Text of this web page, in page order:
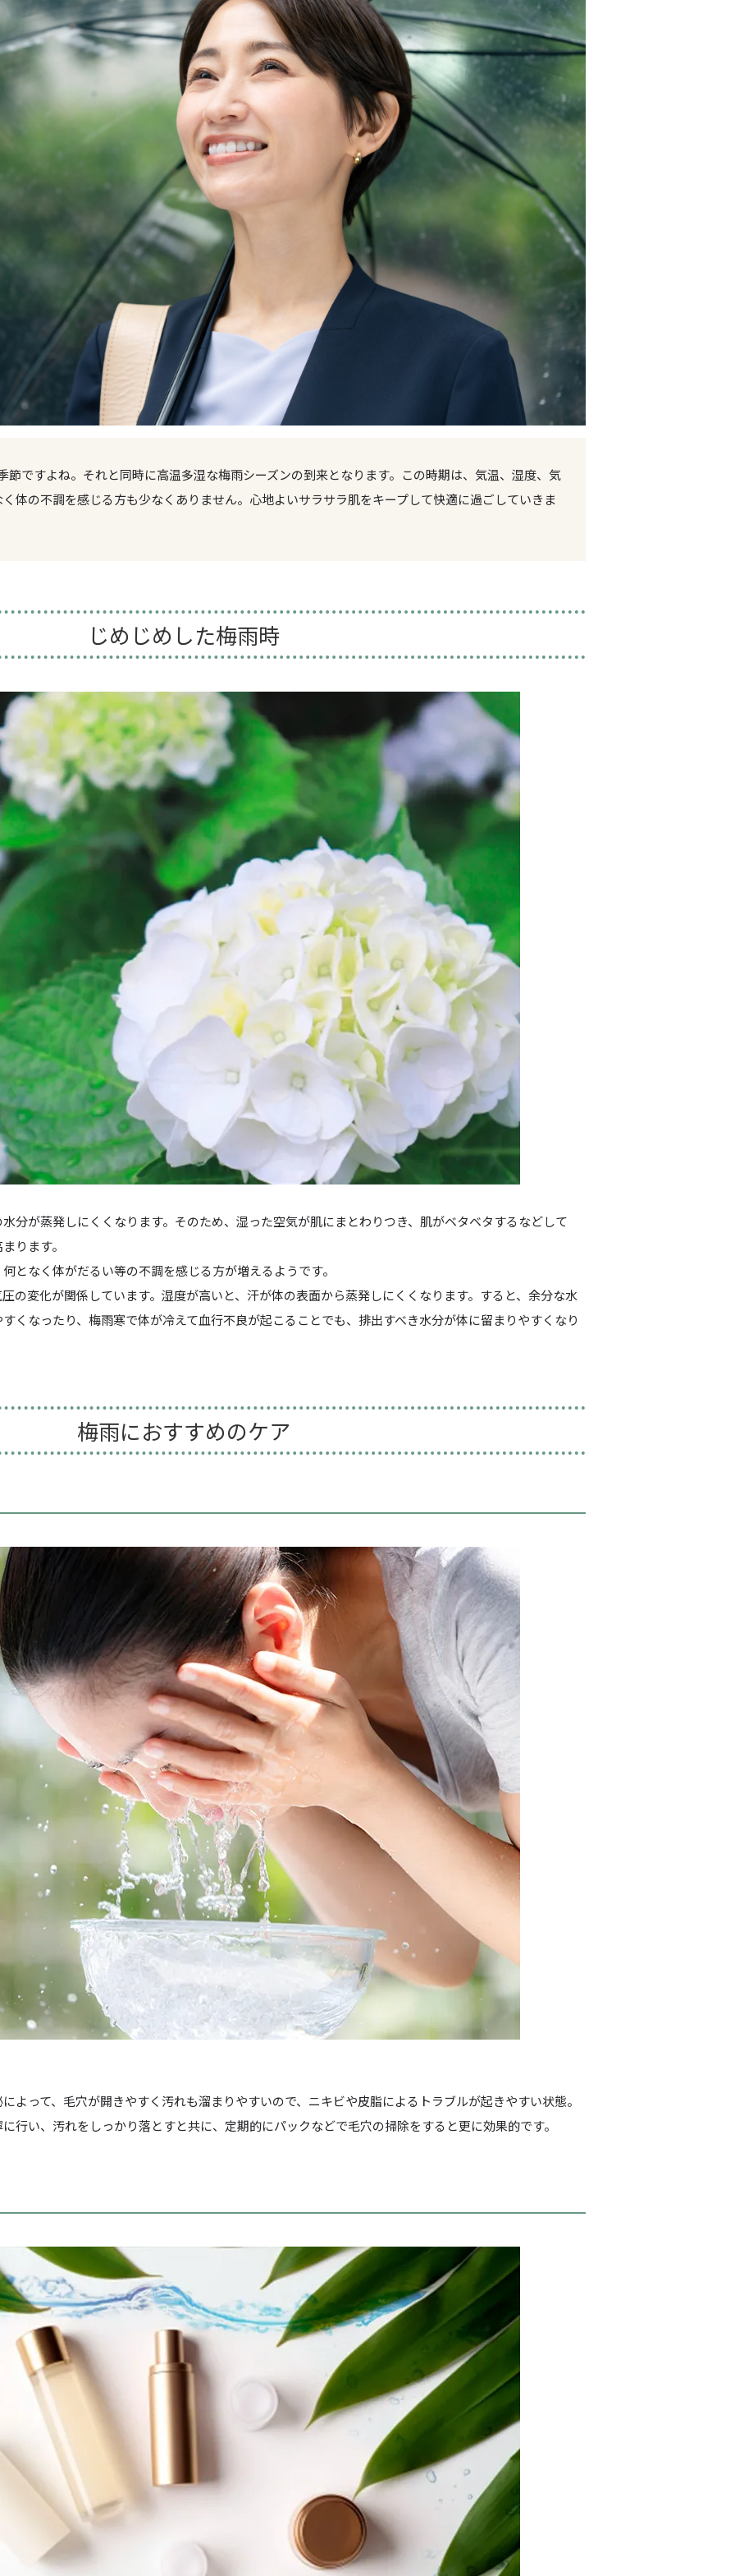
節ですよね。それと同時に高温多湿な梅雨シーズンの到来となります。この時期は、気温、湿度、気
体の不調を感じる方も少なくありません。心地よいサラサラ肌をキープして快適に過ごしていきま
じめじめした梅雨時
分が蒸発しにくくなります。そのため、湿った空気が肌にまとわりつき、肌がベタベタするなどして
ります。
となく体がだるい等の不調を感じる方が増えるようです。
の変化が関係しています。湿度が高いと、汗が体の表面から蒸発しにくくなります。すると、余分な水
くなったり、梅雨寒で体が冷えて血行不良が起こることでも、排出すべき水分が体に留まりやすくなり
梅雨におすすめのケア
よって、 毛穴が開きやすく汚れも溜まりやすいので、ニキビや皮脂によるトラブルが起きやすい状態。
行い、汚れをしっかり落とすと共に、 定期的にパックなどで毛穴の掃除をすると更に効果的です。